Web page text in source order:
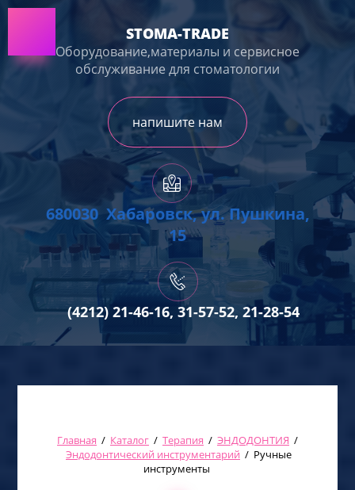
STOMA-TRADE
Оборудование,материалы и сервисное
обслуживание для стоматологии
(4212) 21-46-16, 31-57-52, 21-28-54
680030 Хабаровск, ул. Пушкина,
15
напишите нам
Главная / Каталог / Терапия / ЭНДОДОНТИЯ /
Эндодонтический инструментарий / Ручные
инструменты